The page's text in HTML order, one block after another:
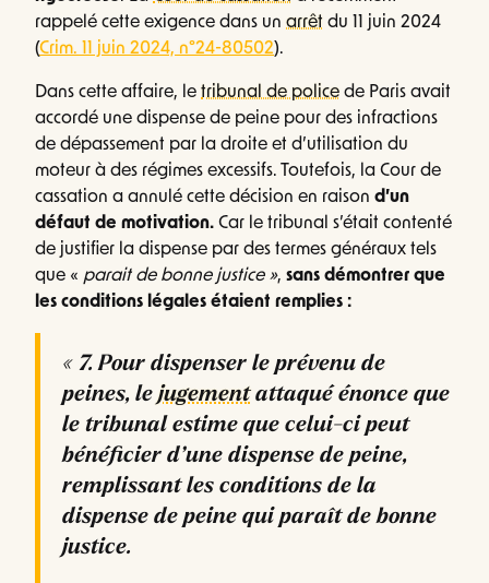
rappelé cette exigence dans un arrêt du 11 juin 2024
(Crim. 11 juin 2024, n°24-80502).
Dans cette affaire, le tribunal de police de Paris avait
accordé une dispense de peine pour des infractions
de dépassement par la droite et d’utilisation du
moteur à des régimes excessifs. Toutefois, la Cour de
cassation a annulé cette décision en raison d’un
défaut de motivation. Car le tribunal s’était contenté
de justifier la dispense par des termes généraux tels
que « parait de bonne justice », sans démontrer que
les conditions légales étaient remplies :
« 7. Pour dispenser le prévenu de
peines, lejugementattaqué énonce que
le tribunal estime que celui-ci peut
bénéficier d’une dispense de peine,
remplissant les conditions de la
dispense de peine qui paraît de bonne
justice.